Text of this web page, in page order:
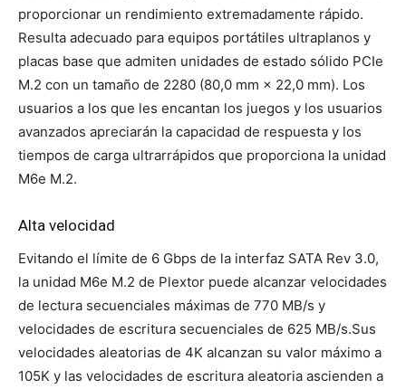
proporcionar un rendimiento extremadamente rápido.
Resulta adecuado para equipos portátiles ultraplanos y
placas base que admiten unidades de estado sólido PCIe
M.2 con un tamaño de 2280 (80,0 mm × 22,0 mm). Los
usuarios a los que les encantan los juegos y los usuarios
avanzados apreciarán la capacidad de respuesta y los
tiempos de carga ultrarrápidos que proporciona la unidad
M6e M.2.
Alta velocidad
Evitando el límite de 6 Gbps de la interfaz SATA Rev 3.0,
la unidad M6e M.2 de Plextor puede alcanzar velocidades
de lectura secuenciales máximas de 770 MB/s y
velocidades de escritura secuenciales de 625 MB/s.Sus
velocidades aleatorias de 4K alcanzan su valor máximo a
105K y las velocidades de escritura aleatoria ascienden a